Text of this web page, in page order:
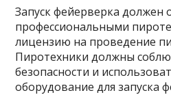
Запуск фейерверка должен
профессиональными
лицензию на проведение
Пиротехники должны
безопасности и
оборудование для запуска